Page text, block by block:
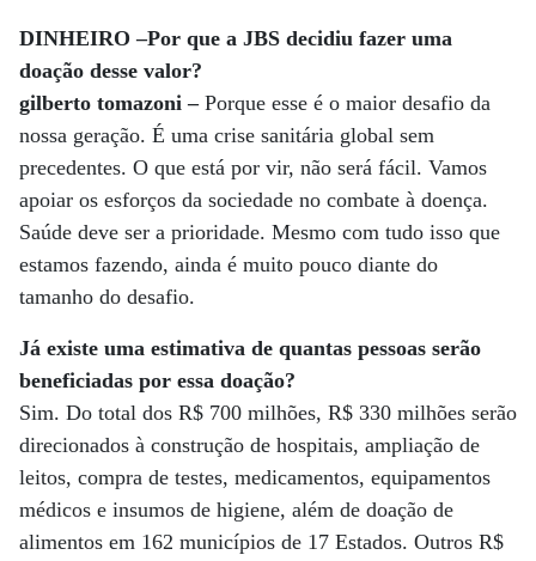
DINHEIRO –Por que a JBS decidiu fazer uma
doação desse valor?
gilberto tomazoni –Porque esse é o maior desafio da
nossa geração. É uma crise sanitária global sem
precedentes. O que está por vir, não será fácil. Vamos
apoiar os esforços da sociedade no combate à doença.
Saúde deve ser a prioridade. Mesmo com tudo isso que
estamos fazendo, ainda é muito pouco diante do
tamanho do desafio.
Já existe uma estimativa de quantas pessoas serão
beneficiadas por essa doação?
Sim. Do total dos R$ 700 milhões, R$ 330 milhões serão
direcionados à construção de hospitais, ampliação de
leitos, compra de testes, medicamentos, equipamentos
médicos e insumos de higiene, além de doação de
alimentos em 162 municípios de 17 Estados. Outros R$